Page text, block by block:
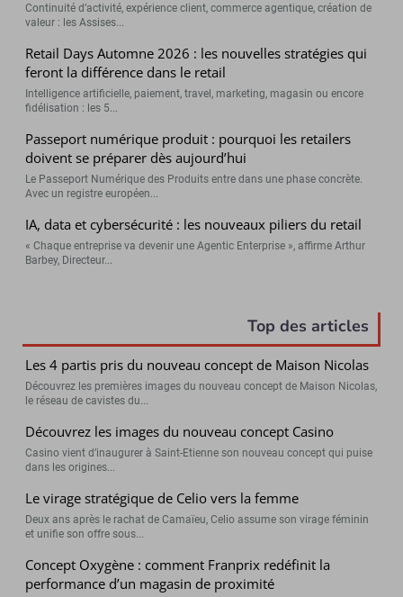
Continuité d’activité, expérience client, commerce agentique, création de
valeur : les Assises...
Retail Days Automne 2026 : les nouvelles stratégies qui
feront la différence dans le retail
Intelligence artificielle, paiement, travel, marketing, magasin ou encore
fidélisation : les 5...
Passeport numérique produit : pourquoi les retailers
doivent se préparer dès aujourd’hui
Le Passeport Numérique des Produits entre dans une phase concrète.
Avec un registre européen...
IA, data et cybersécurité : les nouveaux piliers du retail
« Chaque entreprise va devenir une Agentic Enterprise », affirme Arthur
Barbey, Directeur...
Top des articles
Les 4 partis pris du nouveau concept de Maison Nicolas
Découvrez les premières images du nouveau concept de Maison Nicolas,
le réseau de cavistes du...
Découvrez les images du nouveau concept Casino
Casino vient d’inaugurer à Saint-Etienne son nouveau concept qui puise
dans les origines...
Le virage stratégique de Celio vers la femme
Deux ans après le rachat de Camaïeu, Celio assume son virage féminin
et unifie son offre sous...
Concept Oxygène : comment Franprix redéfinit la
performance d’un magasin de proximité